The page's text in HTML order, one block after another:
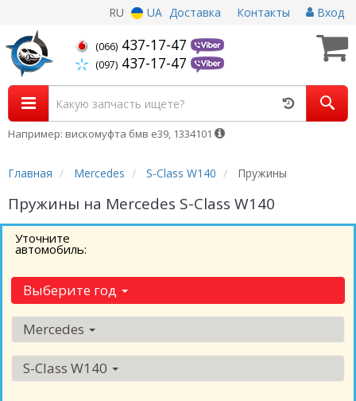
RU UA Доставка Контакты Вход
(066) 437-17-47
(097) 437-17-47
Например: вискомуфта бмв е39, 1334101
Главная Mercedes S-Class W140 Пружины
Пружины на Mercedes S-Class W140
Уточните
автомобиль:
Выберите год
Mercedes
S-Class W140